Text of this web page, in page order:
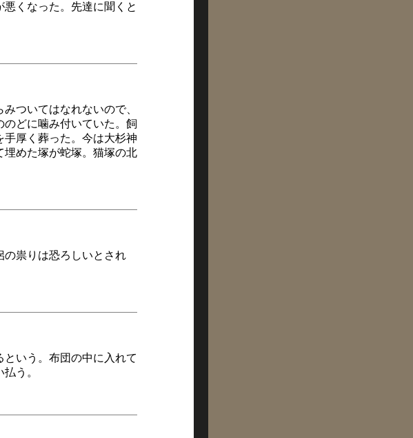
くなった。先達に聞くと
ついてはなれないので、
どに噛み付いていた。飼
厚く葬った。今は大杉神
めた塚が蛇塚。猫塚の北
の祟りは恐ろしいとされ
いう。布団の中に入れて
う。